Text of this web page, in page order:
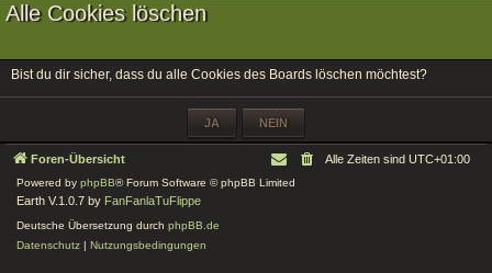
Alle Cookies löschen
Bist du dir sicher, dass du alle Cookies des Boards löschen möchtest?
Foren-Übersicht Alle Zeiten sind UTC+01:00
Powered by phpBB® Forum Software © phpBB Limited
Earth V.1.0.7 by FanFanlaTuFlippe
Deutsche Übersetzung durch phpBB.de
Datenschutz | Nutzungsbedingungen